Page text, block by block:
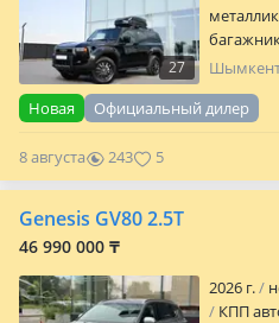
27
металлик
Новая
Официальный дилер
8 августа 243 5
Genesis GV80 2.5T
46 990 000 ₸
2026 г.
КПП